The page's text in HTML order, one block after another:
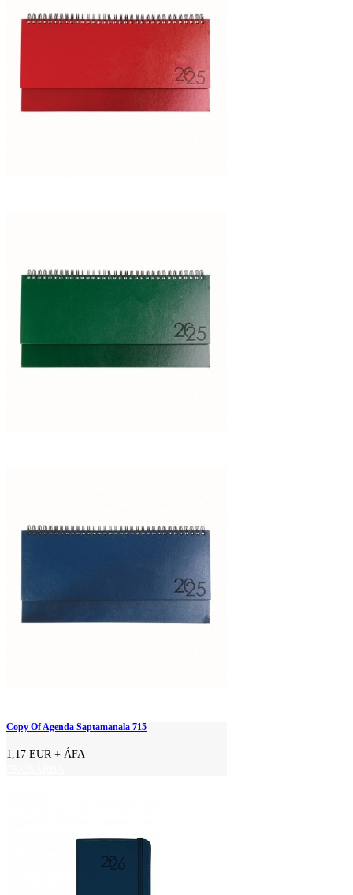
Copy Of Agenda Saptamanala 715
1,17 EUR + ÁFA